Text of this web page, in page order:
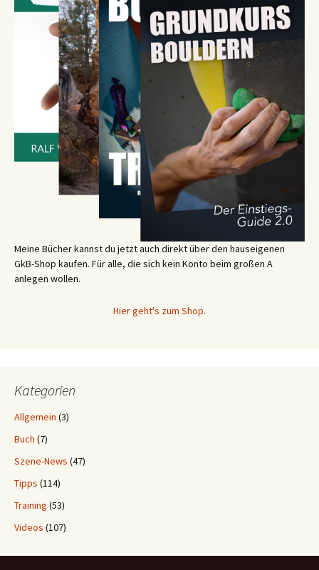
Meine Bücher kannst du jetzt auch direkt über den hauseigenen
GkB-Shop kaufen. Für alle, die sich kein Konto beim großen A
anlegen wollen.
Hier geht's zum Shop.
Kategorien
Allgemein (3)
Buch (7)
Szene-News (47)
Tipps (114)
Training (53)
Videos (107)